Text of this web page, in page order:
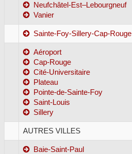
Neufchâtel-Est–Lebourgneuf
Vanier
Sainte-Foy-Sillery-Cap-Rouge
Aéroport
Cap-Rouge
Cité-Universitaire
Plateau
Pointe-de-Sainte-Foy
Saint-Louis
Sillery
AUTRES VILLES
Baie-Saint-Paul